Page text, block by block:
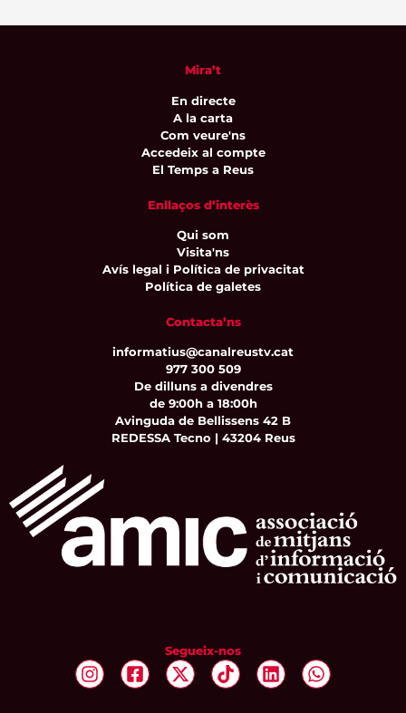
Mira’t
En directe
A la carta
Com veure'ns
Accedeix al compte
El Temps a Reus
Enllaços d’interès
Qui som
Visita'ns
Avís legal i Política de privacitat
Política de galetes
Contacta’ns
informatius@canalreustv.cat
977 300 509
De dilluns a divendres
de 9:00h a 18:00h
Avinguda de Bellissens 42 B
REDESSA Tecno | 43204 Reus
Segueix-nos